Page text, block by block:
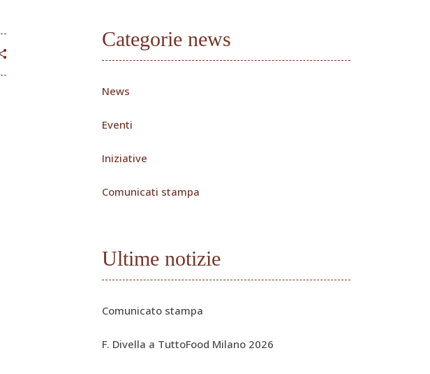
Categorie news
News
Eventi
Iniziative
Comunicati stampa
Ultime notizie
Comunicato stampa
F. Divella a TuttoFood Milano 2026